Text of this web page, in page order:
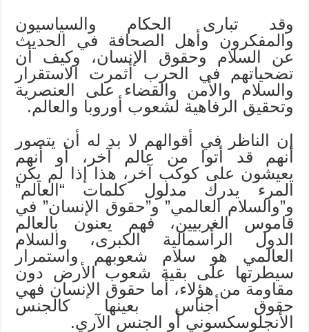
وقد تبارى الحكام والسياسيون
والمفكرون وأهل الصحافة في الحديث
عن السلام وحقوق الإنسان، وكيف أن
تضحياتهم في الحرب أثمرت الاستقرار
والسلام والأمن والقضاء على العنصرية
وتحقيق الرفاهية لشعوب أوروبا والعالم.
إن الناظر في أقوالهم لا بد له أن يتصور
أنهم قد أتوا من عالم آخر، أو أنهم
يعيشون على كوكب آخر، هذا إذا لم يكن
المرء يدرك مدلول كلمات “العالم”
و”والسلام العالمي” و”حقوق الإنسان” في
قاموس الغربيين، فهم يعنون بالعالم
الدول الرأسمالية الكبرى، والسلام
العالمي هو سلام شعوبهم واستمرار
سيطرتها على بقية شعوب الأرض دون
مقاومة من هؤلاء، أما حقوق الإنسان فهي
حقوق أجناس بعينها كالجنس
الأنجلوسكسوني أو الجنس الآري.